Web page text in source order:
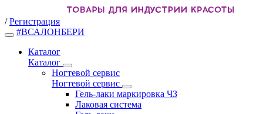
/ Регистрация
#ВСАЛОНБЕРИ
Каталог
Каталог
Ногтевой сервис
Ногтевой сервис
Гель-лаки маркировка ЧЗ
Лаковая система